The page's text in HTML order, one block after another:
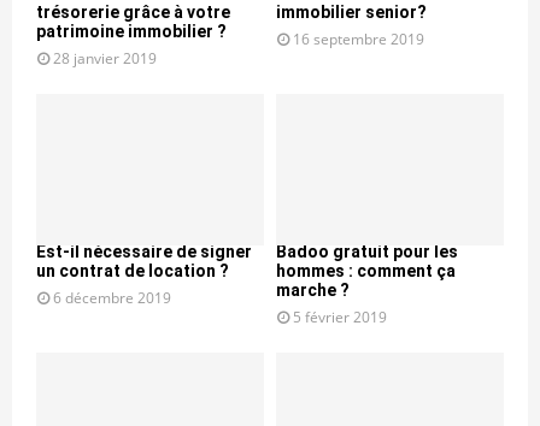
trésorerie grâce à votre
patrimoine immobilier ?
28 janvier 2019
immobilier senior?
16 septembre 2019
Est-il nécessaire de signer
un contrat de location ?
6 décembre 2019
Badoo gratuit pour les
hommes : comment ça
marche ?
5 février 2019